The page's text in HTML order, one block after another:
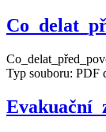
Typ souboru: PDF